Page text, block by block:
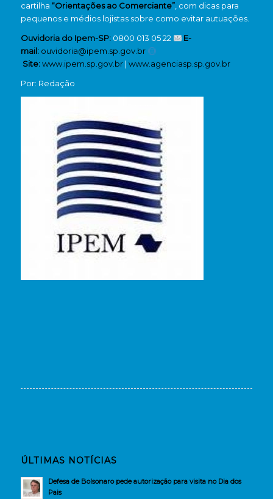
cartilha “Orientações ao Comerciante”, com dicas para
pequenos e médios lojistas sobre como evitar autuações.
Ouvidoria do Ipem-SP:0800 013 05 22
E-
mail: ouvidoria@ipem.sp.gov.br
Site: www.ipem.sp.gov.br| www.agenciasp.sp.gov.br
Por: Redação
ÚLTIMAS NOTÍCIAS
Defesa de Bolsonaro pede autorização para visita no Dia dos
Pais